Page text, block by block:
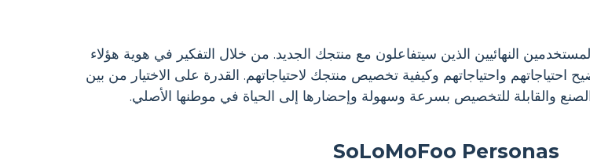
النهائيين الذين سيتفاعلون مع منتجك الجديد. من خلال التفكير في هوية هؤلاء
احتياجاتهم واحتياجاتهم وكيفية تخصيص منتجك لاحتياجاتهم. القدرة على الاختيار من بين
والقابلة للتخصيص بسرعة وسهولة وإحضارها إلى الحياة في موطنها الأصلي.
SoLoMoFoo Personas